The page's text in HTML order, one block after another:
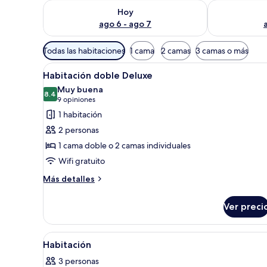
Hoy
ago 6 - ago 7
Consulta la disponibilidad para hoy ago 6 - ago 7
Consulta la
Filtros
disponibles
para
las
habitaciones
Todas las habitaciones 1 cama 2 camas 3 camas o más
Abrir
todas
las
fotos
de
Habitación
doble
Deluxe
Una cama bien hecha con
9
Habitación doble Deluxe
8.48.4 de 10
Muy buena
9 opiniones
(9
opiniones)
1 habitación
2 personas
1 cama doble o 2 camas individuales
Wifi gratuito
Más detalles
Más
doble
Deluxe
Ver
Abrir
todas
Caja de seguridad en la
3
Habitación
3 personas